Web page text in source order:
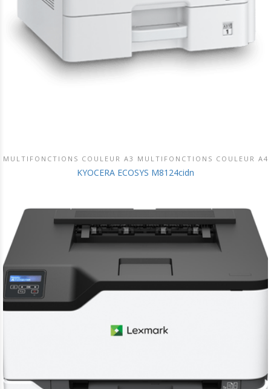
DÉCOUVRIR CE PRODUIT
MULTIFONCTIONS COULEUR A3 MULTIFONCTIONS COULEUR A4
KYOCERA ECOSYS M8124cidn